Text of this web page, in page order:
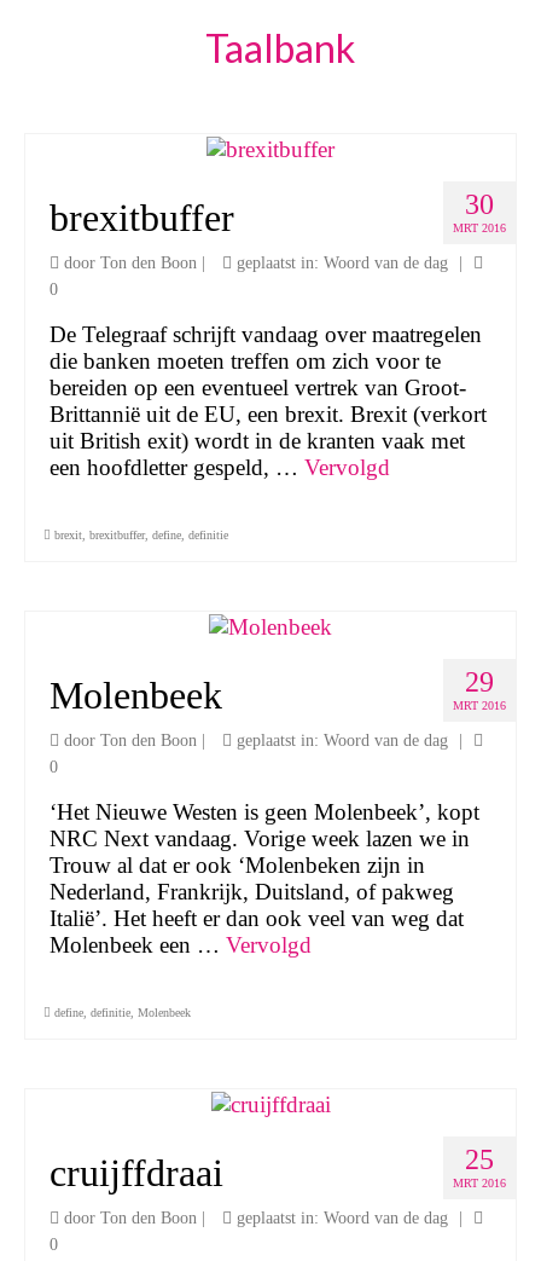
Taalbank
30
MRT 2016
brexitbuffer
door Ton den Boon geplaatst in: Woord van de dag
0
De Telegraaf schrijft vandaag over maatregelen
die banken moeten treffen om zich voor te
bereiden op een eventueel vertrek van Groot-
Brittannië uit de EU, een brexit. Brexit (verkort
uit British exit) wordt in de kranten vaak met
een hoofdletter gespeld, … Vervolgd
brexit brexitbuffer, define definitie
29
MRT 2016
Molenbeek
door Ton den Boon geplaatst in: Woord van de dag
0
‘Het Nieuwe Westen is geen Molenbeek’, kopt
NRC Next vandaag. Vorige week lazen we in
Trouw al dat er ook ‘Molenbeken zijn in
Nederland, Frankrijk, Duitsland, of pakweg
Italië’. Het heeft er dan ook veel van weg dat
Molenbeek een … Vervolgd
define definitie Molenbeek
25
MRT 2016
cruijffdraai
door Ton den Boon geplaatst in: Woord van de dag
0